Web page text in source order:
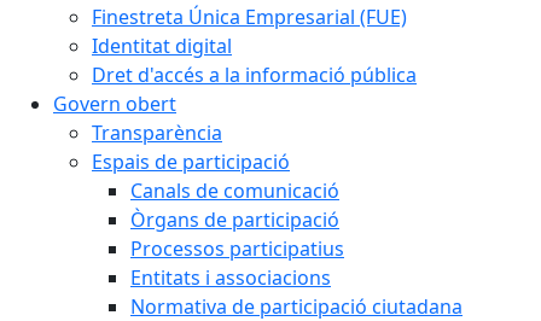
Finestreta Única Empresarial (FUE)
Identitat digital
Dret d'accés a la informació pública
Govern obert
Transparència
Espais de participació
Canals de comunicació
Òrgans de participació
Processos participatius
Entitats i associacions
Normativa de participació ciutadana